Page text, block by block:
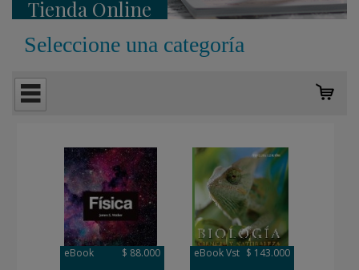
Tienda Online
Seleccione una categoría
eBook $ 88.000 eBook Vst $ 143.000